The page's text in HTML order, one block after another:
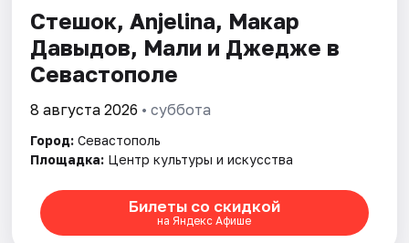
Рейтинги
Стешок, Anjelina, Макар
Давыдов, Мали и Джедже в
Севастополе
8 августа 2026 • суббота
Город: Севастополь
Площадка: Центр культуры и искусства
Билеты со скидкой
на Яндекс Афише